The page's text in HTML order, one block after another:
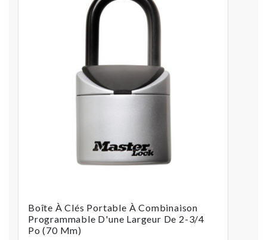
Boîte À Clés Portable À Combinaison
Programmable D'une Largeur De 2-3/4
Po (70 Mm)